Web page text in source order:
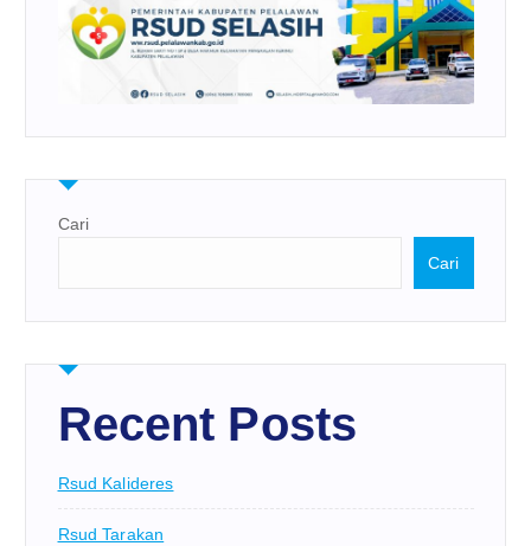
Cari
Cari
Recent Posts
Rsud Kalideres
Rsud Tarakan